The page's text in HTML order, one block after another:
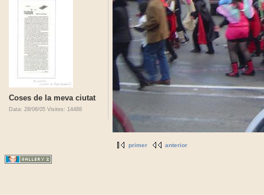
Coses de la meva ciutat
Data: 28/06/05 Visites: 14488
primer anterior